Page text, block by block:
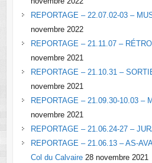
REPORTAGE – 22.07.02-03 –
novembre 2022
REPORTAGE – 21.11.07 –
novembre 2021
REPORTAGE – 21.10.31 –
novembre 2021
REPORTAGE – 21.09.30-10.03 –
novembre 2021
REPORTAGE – 21.06.24-27 –
REPORTAGE – 21.06.13 – AS-
Col du Calvaire 28 novembre 2021